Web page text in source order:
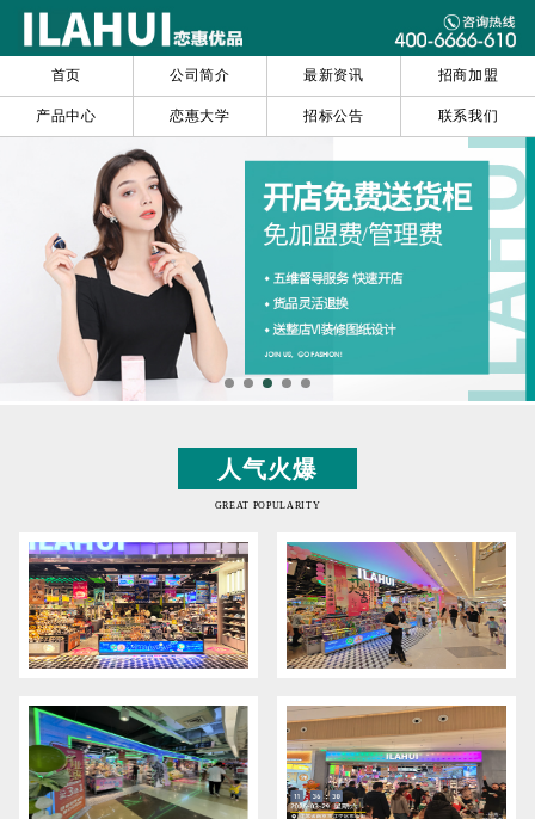
首页 公司简介 最新资讯 招商加盟
产品中心 恋惠大学 招标公告 联系我们
人气火爆
GREAT POPULARITY